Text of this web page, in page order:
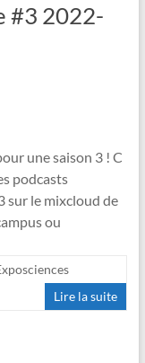
#3 2022-
une saison 3 ! C
podcasts
sur le mixcloud de
ou
Lire la suite